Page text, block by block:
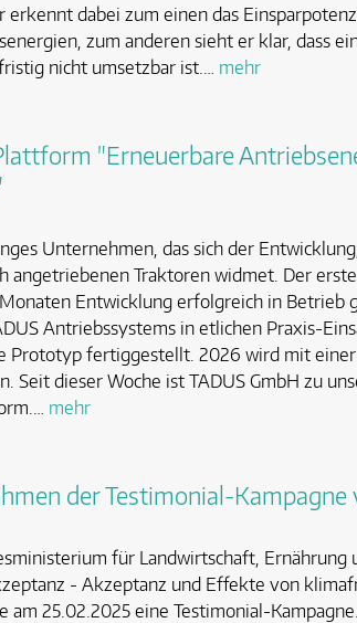
dabei zum einen das
zum anderen sieht er klar, dass
nicht umsetzbar ist.… mehr
"Erneuerbare
Unternehmen, das sich der
angetriebenen Traktoren widmet. Der
Monaten Entwicklung erfolgreich in Betrieb
Antriebssystems in etlichen Praxis-
Prototyp fertiggestellt. 2026 wird mit
Seit dieser Woche ist TADUS GmbH zu
mehr
der Testimonial-
für Landwirtschaft, Ernährung
- Akzeptanz und Effekte von
am 25.02.2025 eine Testimonial-